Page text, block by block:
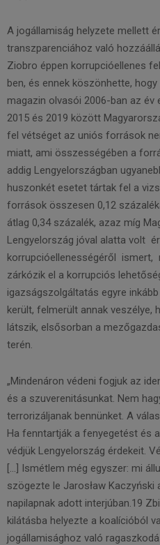
A jogállamiság helyzete mellett
transzparenciához való
Ziobro éppen korrupcióellenes
ben, és ennek köszönhette,
magazin olvasói 2006-ban az év
2015 és 2019 között
fel vétséget az uniós források
miatt, ami összességében a
addig Lengyelországban
huszonkét esetet tártak fel a
források összesen 0,12
átlag 0,34 százalék, azaz míg
Lengyelország jóval alatta volt
korrupcióellenességéről ismert,
zárkózik el a korrupciós
igazságszolgáltatás egyre
került, felmerült annak veszélye,
látszik, elsősorban a
terén.
„Mindenáron védeni fogjuk az
és a szuverenitásunkat. Nem
terrorizáljanak bennünket. A
Ha fenntartják a fenyegetést és
védjük Lengyelország érdekeit.
[…] Ismétlem még egyszer: mi
szögezte le Jarosław Kaczyński
napilapnak adott interjúban.19
kilátásba helyezte a koalícióból
jogállamisághoz való